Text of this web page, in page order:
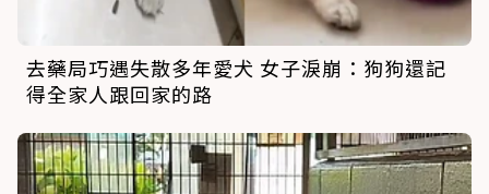
去藥局巧遇失散多年愛犬 女子淚崩：狗狗還記
得全家人跟回家的路